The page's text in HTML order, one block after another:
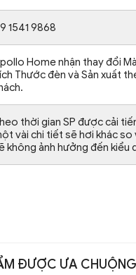
1541 9868
Home nhận thay đổi
Thước đèn và Sản xuất
thời gian SP được cải
vài chi tiết sẽ hơi khác so
không ảnh hưởng đến kiểu
ĐƯỢC ƯA CHUỘNG